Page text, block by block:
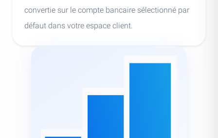
convertie sur le compte bancaire sélectionné par
défaut dans votre espace client.